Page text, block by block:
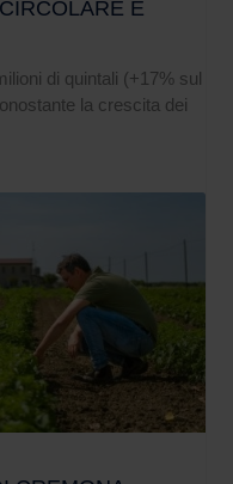
E
di quintali (+17% sul
la crescita dei